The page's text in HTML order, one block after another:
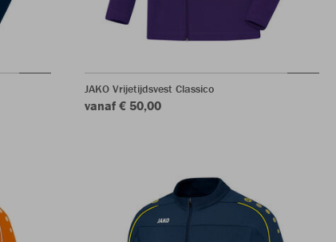
JAKO Vrijetijdsvest Classico
vanaf € 50,00